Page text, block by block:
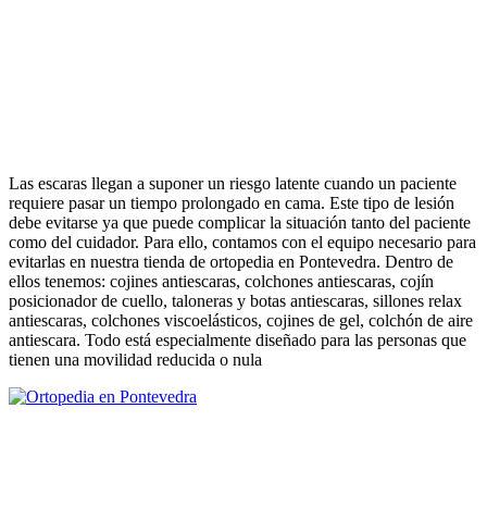
Las escaras llegan a suponer un riesgo latente cuando un paciente
requiere pasar un tiempo prolongado en cama. Este tipo de lesión
debe evitarse ya que puede complicar la situación tanto del paciente
como del cuidador. Para ello, contamos con el equipo necesario para
evitarlas en nuestra tienda de ortopedia en Pontevedra. Dentro de
ellos tenemos: cojines antiescaras, colchones antiescaras, cojín
posicionador de cuello, taloneras y botas antiescaras, sillones relax
antiescaras, colchones viscoelásticos, cojines de gel, colchón de aire
antiescara. Todo está especialmente diseñado para las personas que
tienen una movilidad reducida o nula